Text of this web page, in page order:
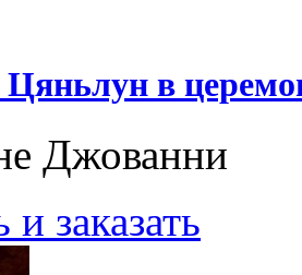
в
Джованни
заказать